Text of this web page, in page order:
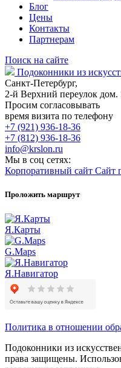
Блог
Цены
Контакты
Партнерам
Поиск на сайте
Подоконники из
Санкт-Петербург,
2-й Верхний переулок
Просим согласовывать
время визита по телефону
+7 (921) 936-18-36
+7 (812) 936-18-36
info@krslon.ru
Мы в соц сетях:
Корпоративный сайт Сайт
Проложить маршрут
Я.Карты
G.Maps
Я.Навигатор
Политика в отношении
Подоконники из
права защищены.